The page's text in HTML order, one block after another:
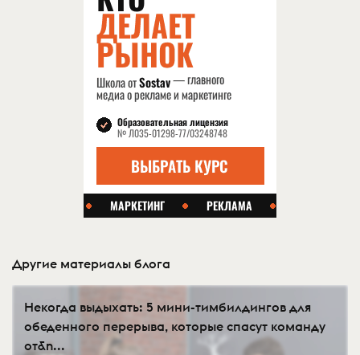
Другие материалы блога
Некогда выдыхать: 5 мини-тимбилдингов для
обеденного перерыва, которые спасут команду
от&n...